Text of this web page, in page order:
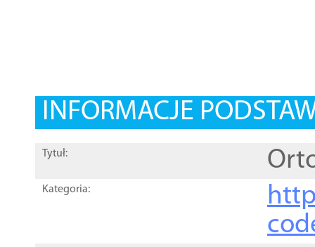
INFORMACJE
Tytuł:
Kategoria: